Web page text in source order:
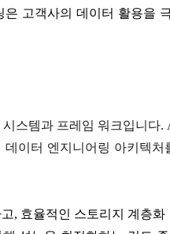
고객사의 데이터 활용을 극
스템과 프레임 워크입니다.
이터 엔지니어링 아키텍처
, 효율적인 스토리지 계층화